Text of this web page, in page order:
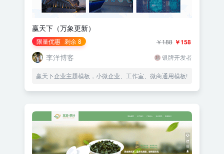
赢天下（万象更新）
限量优惠 剩余 8 ￥158
￥188
李洋博客 银牌开发者
赢天下企业主题模板，小微企业、工作室、微商通用模板!